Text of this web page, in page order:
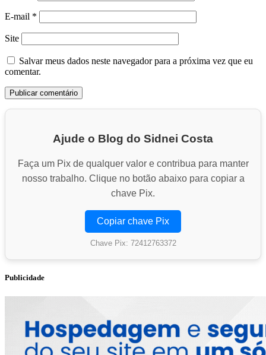
E-mail *
Site
Salvar meus dados neste navegador para a próxima vez que eu
comentar.
Ajude o Blog do Sidnei Costa
Faça um Pix de qualquer valor e contribua para manter
nosso trabalho. Clique no botão abaixo para copiar a
chave Pix.
Copiar chave Pix
Chave Pix: 72412763372
Publicidade